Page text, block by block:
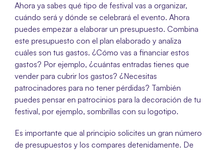
Ahora ya sabes qué tipo de festival vas a organizar,
cuándo será y dónde se celebrará el evento. Ahora
puedes empezar a elaborar un presupuesto. Combina
este presupuesto con el plan elaborado y analiza
cuáles son tus gastos. ¿Cómo vas a financiar estos
gastos? Por ejemplo, ¿cuántas entradas tienes que
vender para cubrir los gastos? ¿Necesitas
patrocinadores para no tener pérdidas? También
puedes pensar en patrocinios para la decoración de tu
festival, por ejemplo, sombrillas con su logotipo.
Es importante que al principio solicites un gran número
de presupuestos y los compares detenidamente. De